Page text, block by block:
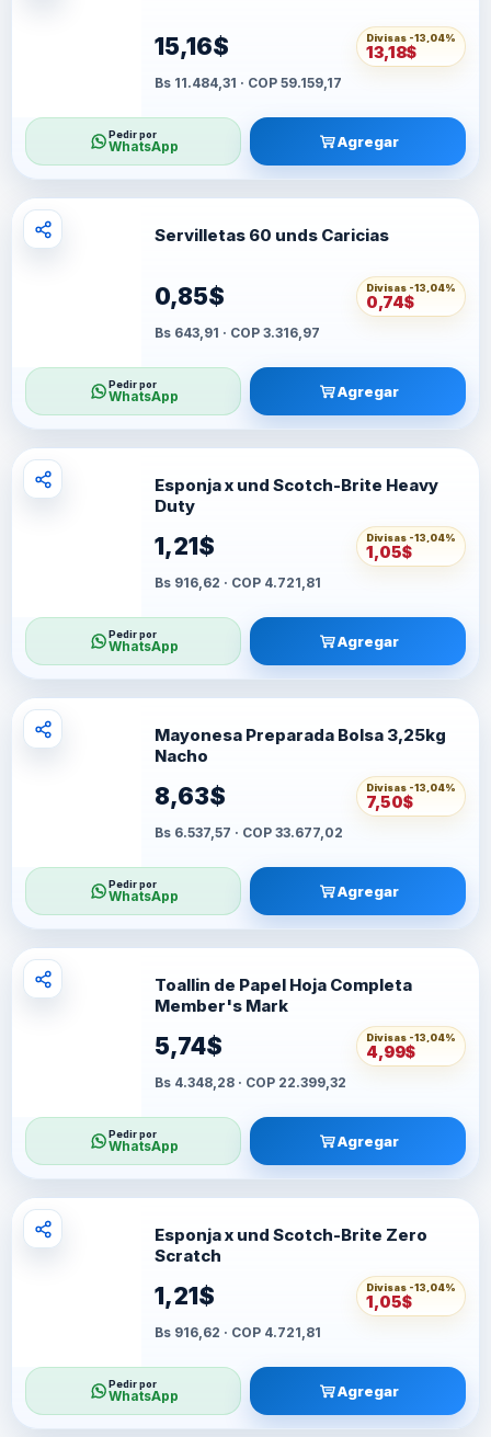
15,16$ Divisas -13,04%
13,18$
Bs 11.484,31 · COP 59.159,17
Pedir por
WhatsApp Agregar
Servilletas 60 unds Caricias
0,85$ Divisas -13,04%
0,74$
Bs 643,91 · COP 3.316,97
Pedir por
WhatsApp Agregar
Esponja x und Scotch-Brite Heavy
Duty
1,21$ Divisas -13,04%
1,05$
Bs 916,62 · COP 4.721,81
Pedir por
WhatsApp Agregar
Mayonesa Preparada Bolsa 3,25kg
Nacho
8,63$ Divisas -13,04%
7,50$
Bs 6.537,57 · COP 33.677,02
Pedir por
WhatsApp Agregar
Toallin de Papel Hoja Completa
Member's Mark
5,74$ Divisas -13,04%
4,99$
Bs 4.348,28 · COP 22.399,32
Pedir por
WhatsApp Agregar
Esponja x und Scotch-Brite Zero
Scratch
1,21$ Divisas -13,04%
1,05$
Bs 916,62 · COP 4.721,81
Pedir por
WhatsApp Agregar